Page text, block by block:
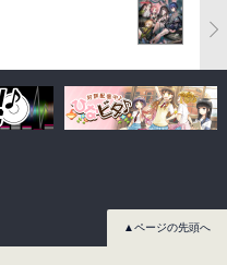
▲ページの先頭へ